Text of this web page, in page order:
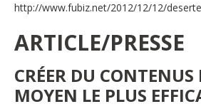
http://www.fubiz.net/2012/12/12/
ARTICLE/PRESSE
CRÉER DU CONTENUS
MOYEN LE PLUS